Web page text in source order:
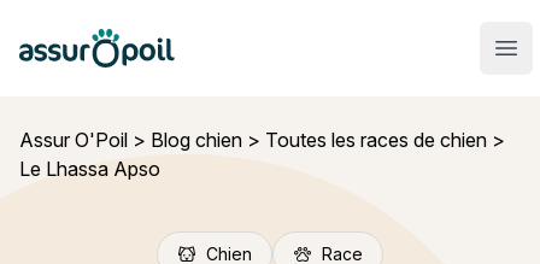
Assur O'Poil
Assur O'Poil > Blog chien > Toutes les races de chien >
Le Lhassa Apso
Chien Race